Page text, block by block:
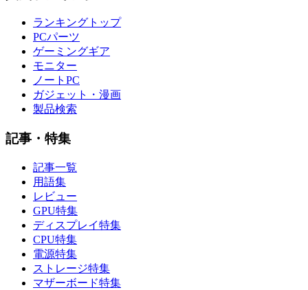
ランキングトップ
PCパーツ
ゲーミングギア
モニター
ノートPC
ガジェット・漫画
製品検索
記事・特集
記事一覧
用語集
レビュー
GPU特集
ディスプレイ特集
CPU特集
電源特集
ストレージ特集
マザーボード特集